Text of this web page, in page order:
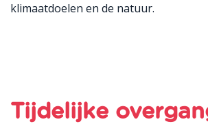
klimaatdoelen en de natuur.
Tijdelijke